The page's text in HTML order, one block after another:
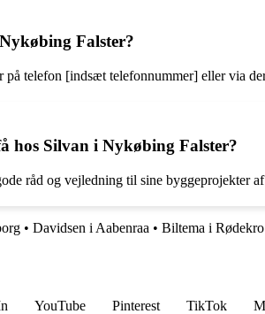
Falster?
telefon [indsæt telefonnummer] eller via
hos Silvan i Nykøbing Falster?
råd og vejledning til sine byggeprojekter af
• Davidsen i Aabenraa • Biltema i Rødekro
YouTube Pinterest TikTok